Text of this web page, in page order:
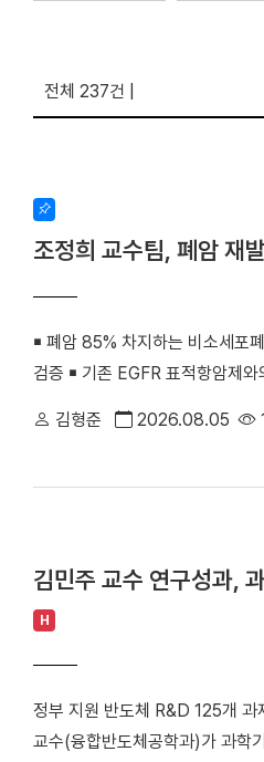
전체 237건
조정희 교수팀, 폐암 재
￭ 폐암 85% 차지하는 비소세포
검증 ￭ 기존 EGFR 표적항암제
께 비소세포폐암의 분자표적항
amplification confers
계 암 사망 원인 1위를 차지하는
는 가장 흔한 유형이다. 특히 동
암이 재발할 수 있다는 한계가
구의 주요 과제로 꼽혀 왔다. 연
김형준 2026.08.05
김민주 교수 연구성과,
H
정부 지원 반도체 R&D 125개
교수(융합반도체공학과)가 과학